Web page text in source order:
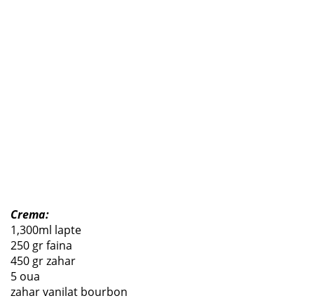
Crema:
1,300ml lapte
250 gr faina
450 gr zahar
5 oua
zahar vanilat bourbon